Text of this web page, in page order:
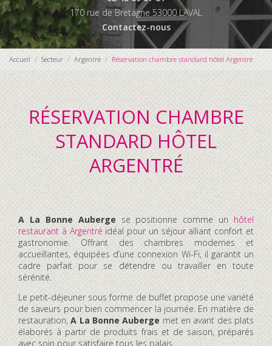
170 rue de Bretagne 53000 LAVAL
Contactez-nous
Accueil Secteur Argentré Réservation chambre standard hôtel Argentré
RÉSERVATION CHAMBRE
STANDARD HÔTEL
ARGENTRÉ
A La Bonne Aubergese positionne comme unhôtel
restaurant à Argentréidéal pour un séjour alliant confort et
gastronomie. Offrant des chambres modernes et
accueillantes, équipées d’une connexion Wi-Fi, il garantit un
cadre parfait pour se détendre ou travailler en toute
sérénité.
Le petit-déjeuner sous forme de buffet propose une variété
de saveurs pour bien commencer la journée. En matière de
restauration,A La Bonne Aubergemet en avant des plats
élaborés à partir de produits frais et de saison, préparés
avec soin pour satisfaire tous les palais.